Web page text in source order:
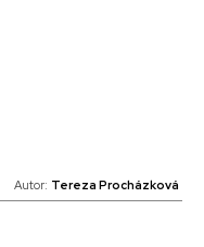
Autor: Tereza Procházková